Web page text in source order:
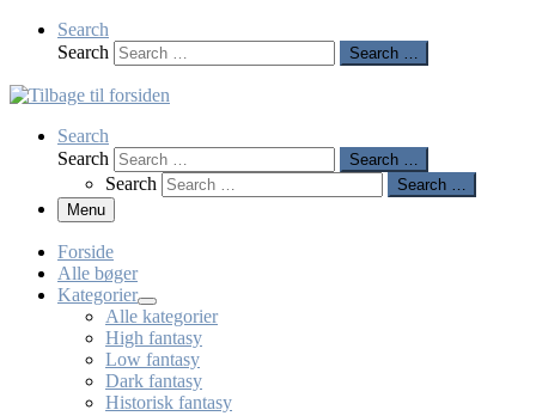
Search
Search
Search …
Search
Search
Search …
Search
Search …
Menu
Forside
Alle bøger
Kategorier
Alle kategorier
High fantasy
Low fantasy
Dark fantasy
Historisk fantasy